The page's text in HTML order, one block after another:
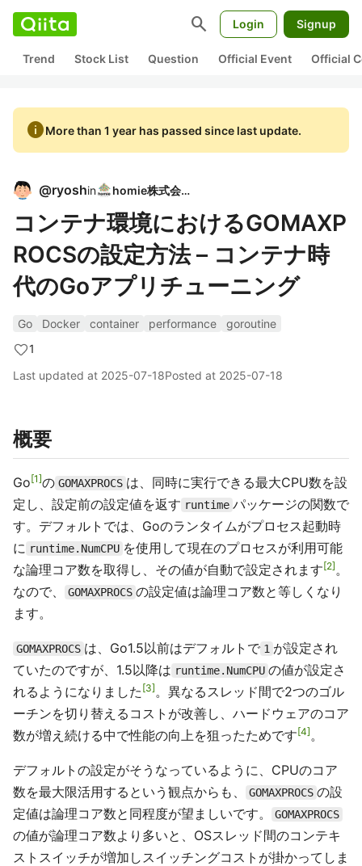
search Login Signup
Trend Stock List Question Official Event Official
infoMore than 1 year has passed since last update.
@ryoshin homie株式会社
コンテナ環境におけるGOMAXP
ROCSの設定方法 – コンテナ時
代のGoアプリチューニング
Go Docker container performance
goroutine
1
Last updated at 2025-07-18Posted at 2025-07-18
概要
Go 1 の GOMAXPROCS は、同時に実行できる最大CPU数を設
定し、設定前の設定値を返す runtime パッケージの関数で
す。デフォルトでは、Goのランタイムがプロセス起動時
に runtime.NumCPU を使用して現在のプロセスが利用可能
な論理コア数を取得し、その値が自動で設定されます 2 。
なので、
GOMAXPROCS の設定値は論理コア数と等しくなり
ます。
GOMAXPROCS は、Go1.5以前はデフォルトで 1 が設定され
ていたのですが、1.5以降は runtime.NumCPU の値が設定さ
れるようになりました 3 。異なるスレッド間で2つのゴル
ーチンを切り替えるコストが改善し、ハードウェアのコア
数が増え続ける中で性能の向上を狙ったためです 4 。
デフォルトの設定がそうなっているように、CPUのコア
数を最大限活用するという観点からも、
GOMAXPROCS の設
定値は論理コア数と同程度が望ましいです。
GOMAXPROCS
の値が論理コア数より多いと、OSスレッド間のコンテキ
ストスイッチが増加しスイッチングコストが掛かってしま